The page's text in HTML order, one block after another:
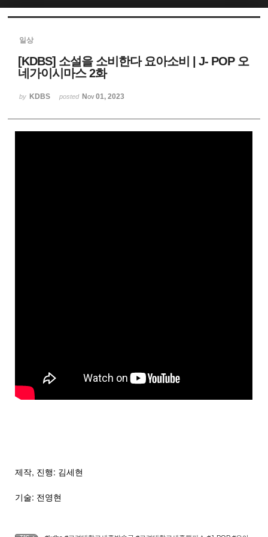
일상
[KDBS] 소설을 소비한다 요아소비 | J- POP 오
네가이시마스 2화
by KDBS posted Nov 01, 2023
제작, 진행: 김세현
기술: 전영현
Sketchbook5, 스케치북5
Sketchbook5, 스케치북5